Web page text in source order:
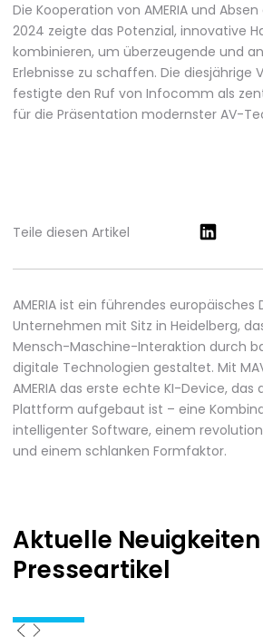
Die Kooperation von AMERIA und
2024 zeigte das Potenzial, innovative
kombinieren, um überzeugende und
Erlebnisse zu schaffen. Die diesjährige
festigte den Ruf von Infocomm als
für die Präsentation modernster AV-
Teile diesen Artikel
AMERIA ist ein führendes
Unternehmen mit Sitz in Heidelberg,
Mensch-Maschine-Interaktion durch
digitale Technologien gestaltet. Mit
AMERIA das erste echte KI-Device,
Plattform aufgebaut ist – eine
intelligenter Software, einem
und einem schlanken Formfaktor.
Aktuelle Neuigkeiten
Presseartikel